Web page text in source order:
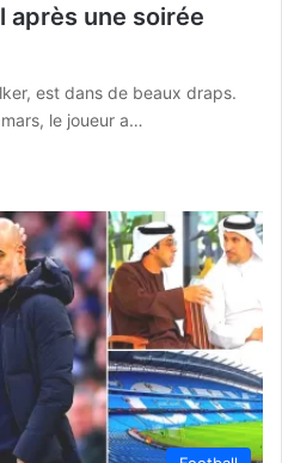
après une soirée
est dans de beaux draps.
le joueur a…